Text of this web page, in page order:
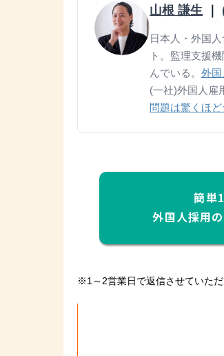
山根 謙生
日本人・外国
ト。監理支援
んでいる。 外
(一社)外国人雇
問題は驚くほど
簡単
外国人採用の
※1～2営業日で返信させていただ